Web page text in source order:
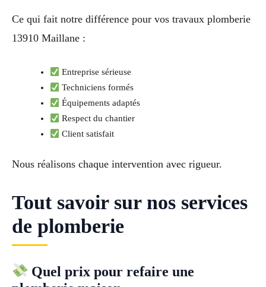
Ce qui fait notre différence pour vos travaux plomberie
13910 Maillane :
Entreprise sérieuse
Techniciens formés
Équipements adaptés
Respect du chantier
Client satisfait
Nous réalisons chaque intervention avec rigueur.
Tout savoir sur nos services
de plomberie
Quel prix pour refaire une